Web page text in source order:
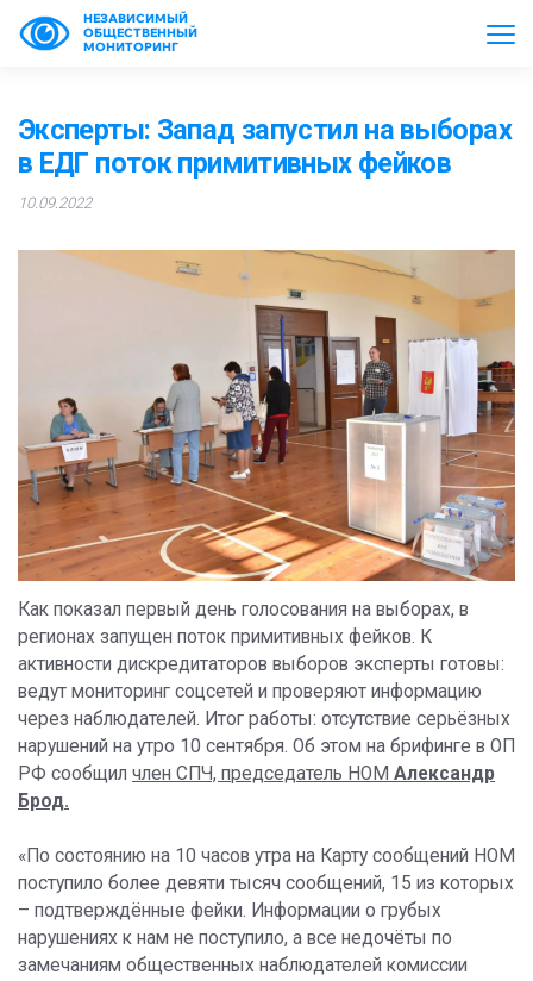
НЕЗАВИСИМЫЙ
ОБЩЕСТВЕННЫЙ
МОНИТОРИНГ
Эксперты: Запад запустил на выборах
в ЕДГ поток примитивных фейков
10.09.2022
Как показал первый день голосования на выборах, в
регионах запущен поток примитивных фейков. К
активности дискредитаторов выборов эксперты готовы:
ведут мониторинг соцсетей и проверяют информацию
через наблюдателей. Итог работы: отсутствие серьёзных
нарушений на утро 10 сентября. Об этом на брифинге в ОП
РФ сообщил член СПЧ, председатель НОМ Александр
Брод.
«По состоянию на 10 часов утра на Карту сообщений НОМ
поступило более девяти тысяч сообщений, 15 из которых
– подтверждённые фейки. Информации о грубых
нарушениях к нам не поступило, а все недочёты по
замечаниям общественных наблюдателей комиссии